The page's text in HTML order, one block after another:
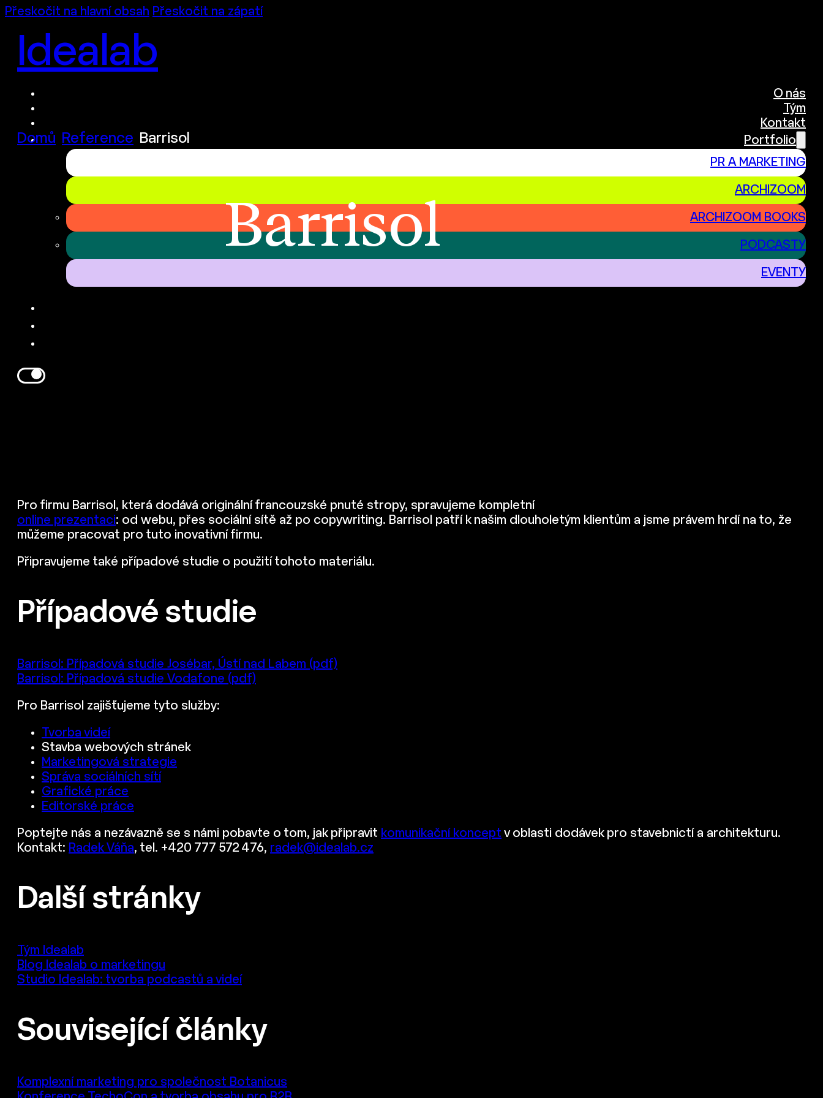
Přeskočit na hlavní obsah Přeskočit na zápatí
Idealab
O nás
Tým
Kontakt
Portfolio
PR A MARKETING
ARCHIZOOM
ARCHIZOOM BOOKS
PODCASTY
EVENTY
Domů Reference Barrisol
Barrisol
Pro firmu Barrisol, která dodává originální francouzské pnuté stropy, spravujeme kompletní
online prezentaci: od webu, přes sociální sítě až po copywriting. Barrisol patří k našim dlouholetým klientům a jsme právem hrdí na to, že
můžeme pracovat pro tuto inovativní firmu.
Připravujeme také případové studie o použití tohoto materiálu.
Případové studie
Barrisol: Případová studie Josébar, Ústí nad Labem (pdf)
Barrisol: Případová studie Vodafone (pdf)
Pro Barrisol zajišťujeme tyto služby:
Tvorba videí
Stavba webových stránek
Marketingová strategie
Správa sociálních sítí
Grafické práce
Editorské práce
Poptejte nás a nezávazně se s námi pobavte o tom, jak připravit komunikační koncept v oblasti dodávek pro stavebnictí a architekturu.
Kontakt: Radek Váňa, tel. +420 777 572 476, radek@idealab.cz
Další stránky
Tým Idealab
Blog Idealab o marketingu
Studio Idealab: tvorba podcastů a videí
Související články
Komplexní marketing pro společnost Botanicus